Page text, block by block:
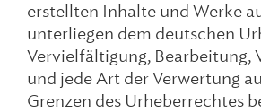
erstellten Inhalte und Werke
unterliegen dem deutschen
Vervielfältigung, Bearbeitung,
und jede Art der Verwertung
Grenzen des Urheberrechtes